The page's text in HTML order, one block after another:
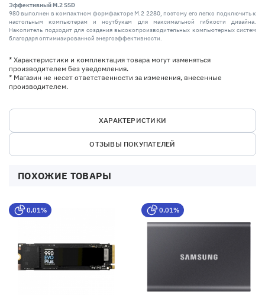
Эффективный M.2 SSD
980 выполнен в компактном формфакторе M.2 2280, поэтому его легко подключить к
настольным компьютерам и ноутбукам для максимальной гибкости дизайна.
Накопитель подходит для создания высокопроизводительных компьютерных систем
благодаря оптимизированной энергоэффективности.
* Характеристики и комплектация товара могут изменяться
производителем без уведомления.
* Магазин не несет ответственности за изменения, внесенные
производителем.
ХАРАКТЕРИСТИКИ
ОТЗЫВЫ ПОКУПАТЕЛЕЙ
ПОХОЖИЕ ТОВАРЫ
0,01% 0,01%